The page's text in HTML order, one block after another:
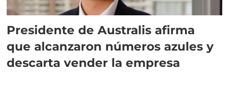
Presidente de Australis afirma
que alcanzaron números azules y
descarta vender la empresa